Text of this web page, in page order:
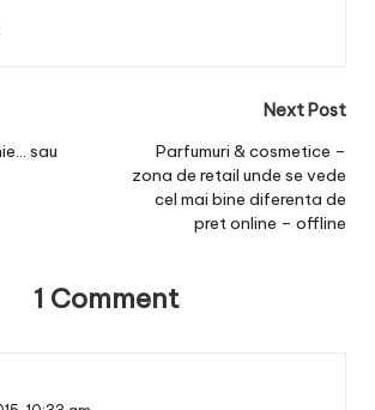
sau
Next Post
Parfumuri & cosmetice –
zona de retail unde se vede
cel mai bine diferenta de
pret online – offline
1 Comment